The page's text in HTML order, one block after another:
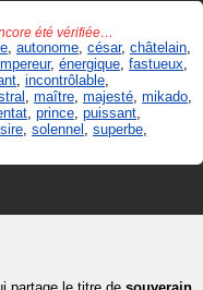
été vérifiée…
autonome césar, châtelain
, énergique fastueux
incontrôlable
maître majesté mikado
prince puissant
sire solennel superbe